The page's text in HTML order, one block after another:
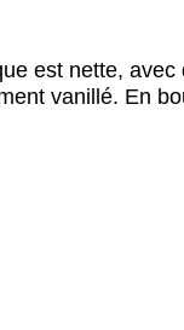
est nette,
vanillé. En